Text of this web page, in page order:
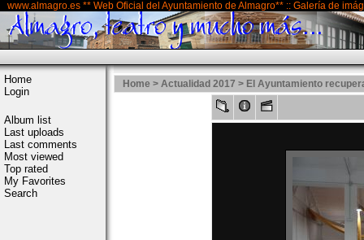
www.almagro.es ** Web Oficial del Ayuntamiento de Almagro** :: Galería de
Home
Login
Album list
Last uploads
Last comments
Most viewed
Top rated
My Favorites
Search
Home > Actualidad 2017 > El Ayuntamiento